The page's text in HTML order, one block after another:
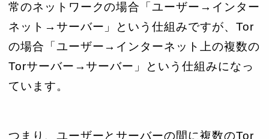
常のネットワークの場合「ユーザー→インター
ネット→サーバー」という仕組みですが、Tor
の場合「ユーザー→インターネット上の複数の
Torサーバー→サーバー」という仕組みになっ
ています。
つまり、ユーザーとサーバーの間に複数のTor